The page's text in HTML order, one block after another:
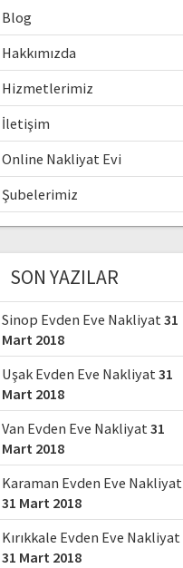
Blog
Hakkımızda
Hizmetlerimiz
İletişim
Online Nakliyat Evi
Şubelerimiz
SON YAZILAR
Sinop Evden Eve Nakliyat31
Mart 2018
Uşak Evden Eve Nakliyat31
Mart 2018
Van Evden Eve Nakliyat31
Mart 2018
Karaman Evden Eve Nakliyat
31 Mart 2018
Kırıkkale Evden Eve Nakliyat
31 Mart 2018